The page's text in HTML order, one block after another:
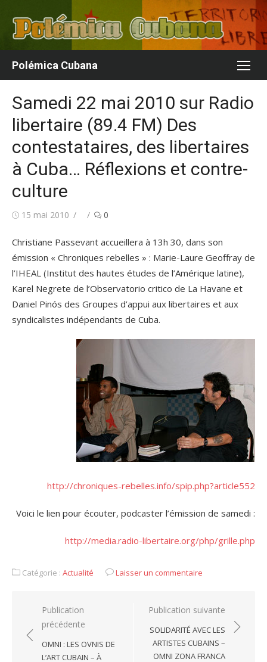
contenu
Polémica Cubana
Samedi 22 mai 2010 sur Radio
libertaire (89.4 FM) Des
contestataires, des libertaires
à Cuba… Réflexions et contre-
culture
Publié15 mai 2010 Auteur/autrice
0
Christiane Passevant accueillera à 13h 30, dans son
émission « Chroniques rebelles » : Marie-Laure Geoffray de
l’IHEAL (Institut des hautes études de l’Amérique latine),
Karel Negrete de l’Observatorio critico de La Havane et
Daniel Pinós des Groupes d’appui aux libertaires et aux
syndicalistes indépendants de Cuba.
http://chroniques-rebelles.info/spip.php?article552
Voici le lien pour écouter, podcaster l’émission de samedi :
http://media.radio-libertaire.org/php/grille.php
Catégorie : Actualité Laisser un commentaire
Navigation
de
l’article
Publication
précédente
OMNI : LES OVNIS DE
L’ART CUBAIN – À
Publication suivante
SOLIDARITÉ AVEC LES
ARTISTES CUBAINS –
OMNI ZONA FRANCA